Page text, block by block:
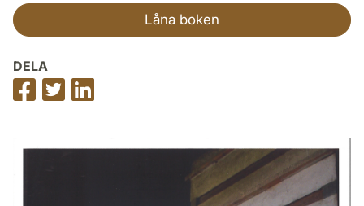
Låna boken
DELA
Dela
på
Dela
på
på